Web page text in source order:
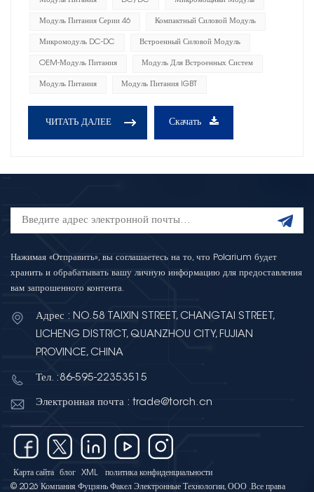
Модуль Питания Серии 46 Компактный Силовой Модуль
Микромодуль DC-DC Встроенный Силовой Модуль
OEM-Модуль Питания Модуль Для Встроенных Систем
Модуль Питания Модуль Питания IGBT
ЧИТАТЬ ДАЛЕЕ Скачать
Нажимая «Отправить», вы соглашаетесь на то, что Polarium будет
хранить и обрабатывать вашу личную информацию для предоставления
вам запрошенного контента.
Адрес : NO.58 TAIXIN STREET, CHANGTAI STREET,
LICHENG DISTRICT, QUANZHOU CITY, FUJIAN
PROVINCE, CHINA
Тел. :86-595-22353515
Электронная почта : trade@torch.cn
Карта сайта блог XML
политика конфиденциальности
© 2026 Компания Фуцзянь Факел Электронные Технологии, ООО .Все права